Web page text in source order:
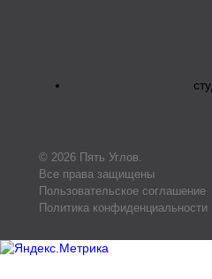
© 2026 Пять Углов.
Все права защищены
Пользовательское соглашение
Политика конфиденциальности